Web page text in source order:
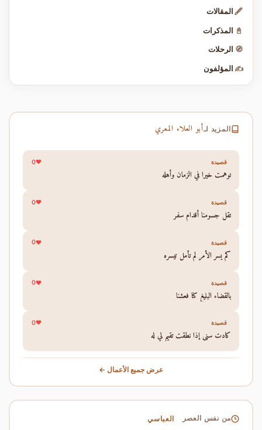
🖋️ المقالات
📓 المذكرات
🧭 الرحلات
✍️ المؤلفون
المزيد لـأبو العلاء المعري
قصيدة 0
توهمت خيرا في الزمان وأهله
قصيدة 0
تقل جسومنا أقدام سفر
قصيدة 0
كم يسر الأمر لم تأمل تيسره
قصيدة 0
بالقضاء البليغ كنا فعشنا
قصيدة 0
كادت سني إذا نطقت تقيم لي له
عرض جميع الأعمال ←
من نفس العصر العباسي